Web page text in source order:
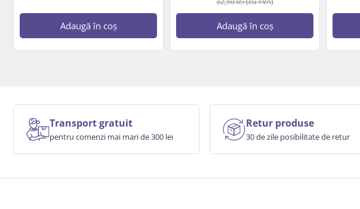
Adaugă în coș Adaugă în coș
Transport gratuit
pentru comenzi mai mari de 300 lei
Retur produse
30 de zile posibilitate de retur